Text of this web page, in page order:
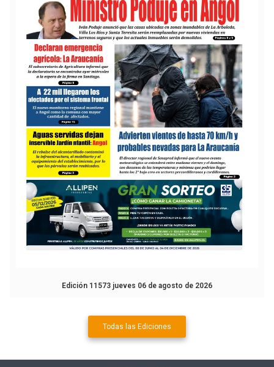
Edición 11573 jueves 06 de agosto de 2026
Todas las Ediciones